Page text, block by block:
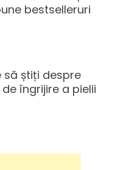
bestselleruri
să știți despre
îngrijire a pielii